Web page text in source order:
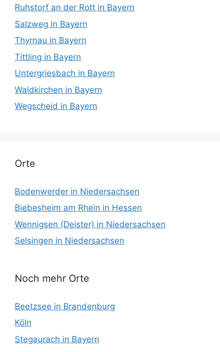
Ruhstorf an der Rott in Bayern
Salzweg in Bayern
Thyrnau in Bayern
Tittling in Bayern
Untergriesbach in Bayern
Waldkirchen in Bayern
Wegscheid in Bayern
Orte
Bodenwerder in Niedersachsen
Biebesheim am Rhein in Hessen
Wennigsen (Deister) in Niedersachsen
Selsingen in Niedersachsen
Noch mehr Orte
Beetzsee in Brandenburg
Köln
Stegaurach in Bayern